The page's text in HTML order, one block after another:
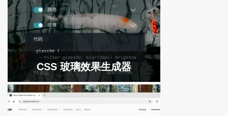
CSS 玻璃效果生成器